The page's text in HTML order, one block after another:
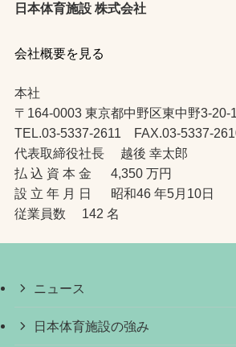
日本体育施設 株式会社
会社概要を見る
本社
〒164-0003 東京都中野区東中野3-20-
TEL.03-5337-2611 FAX.03-5337-
代表取締役社長 越後 幸太郎
払 込 資 本 金 4,350 万円
設 立 年 月 日 昭和46 年5月10日
従業員数 142 名
ニュース
日本体育施設の強み